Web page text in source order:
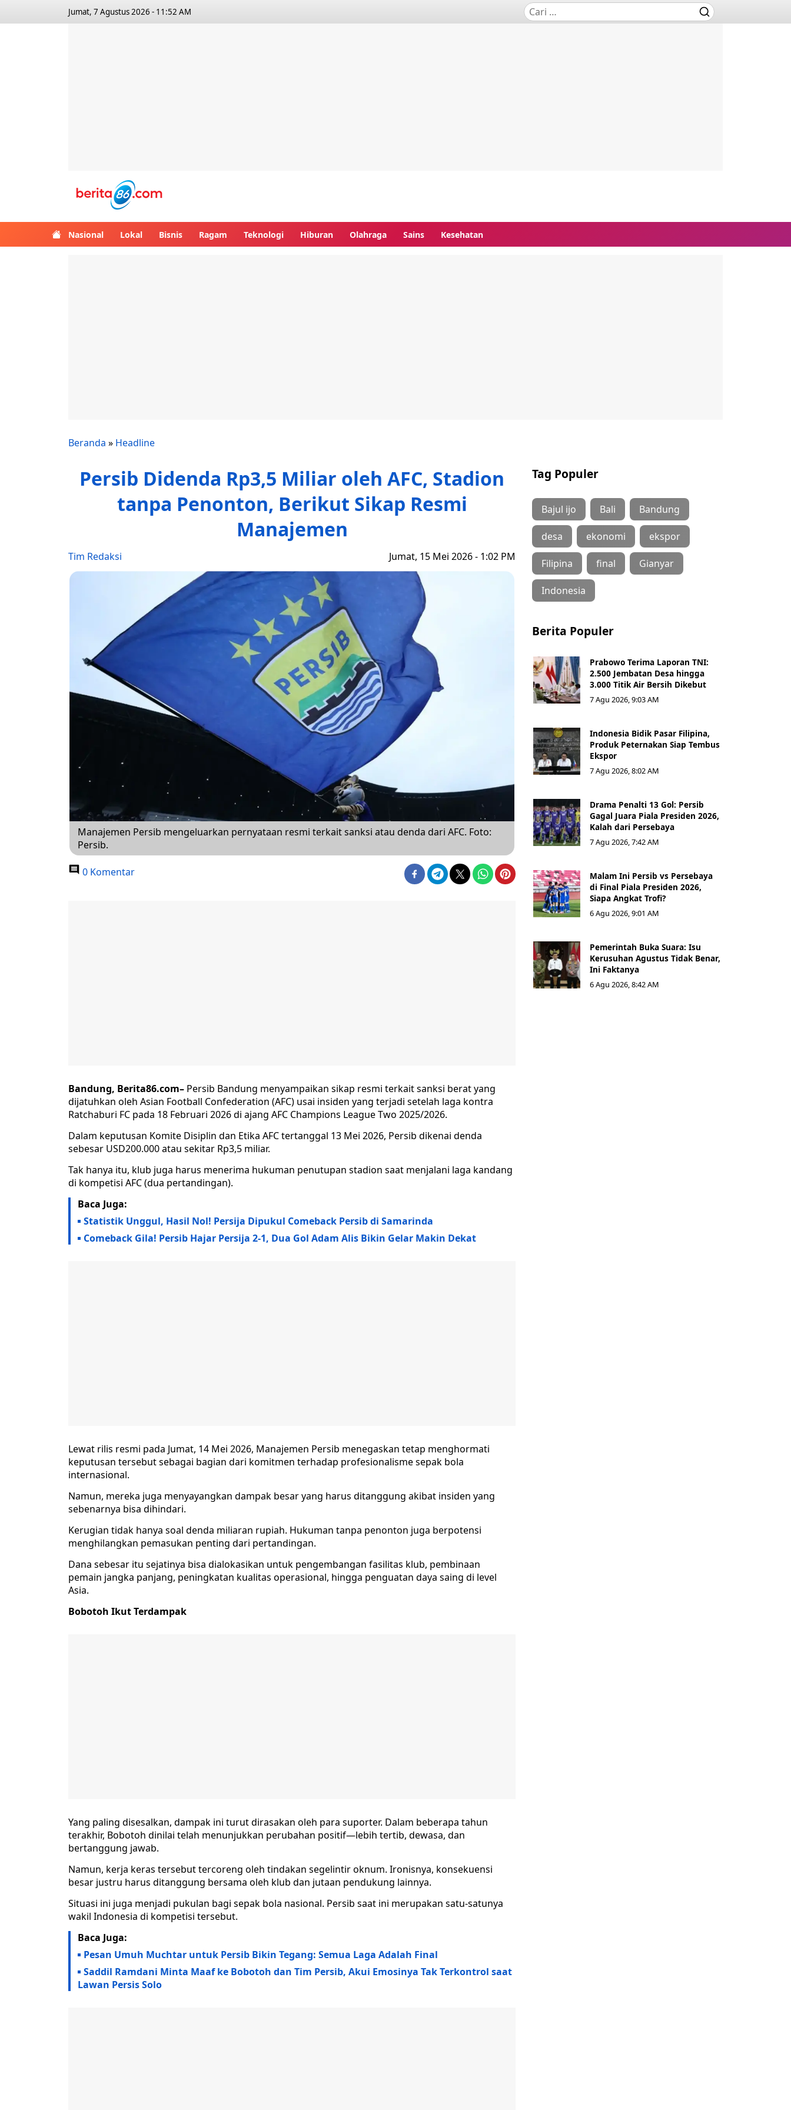
Jumat, 7 Agustus 2026 - 11:52 AM
Nasional Lokal Bisnis Ragam Teknologi Hiburan Olahraga Sains Kesehatan
Beranda » Headline
Persib Didenda Rp3,5 Miliar oleh AFC, Stadion
tanpa Penonton, Berikut Sikap Resmi
Manajemen
Tim Redaksi Jumat, 15 Mei 2026 - 1:02 PM
Manajemen Persib mengeluarkan pernyataan resmi terkait sanksi atau denda dari AFC. Foto:
Persib.
0 Komentar
Bandung, Berita86.com– Persib Bandung menyampaikan sikap resmi terkait sanksi berat yang
dijatuhkan oleh Asian Football Confederation (AFC) usai insiden yang terjadi setelah laga kontra
Ratchaburi FC pada 18 Februari 2026 di ajang AFC Champions League Two 2025/2026.
Dalam keputusan Komite Disiplin dan Etika AFC tertanggal 13 Mei 2026, Persib dikenai denda
sebesar USD200.000 atau sekitar Rp3,5 miliar.
Tak hanya itu, klub juga harus menerima hukuman penutupan stadion saat menjalani laga kandang
di kompetisi AFC (dua pertandingan).
Baca Juga:
Statistik Unggul, Hasil Nol! Persija Dipukul Comeback Persib di Samarinda
Comeback Gila! Persib Hajar Persija 2-1, Dua Gol Adam Alis Bikin Gelar Makin Dekat
Lewat rilis resmi pada Jumat, 14 Mei 2026, Manajemen Persib menegaskan tetap menghormati
keputusan tersebut sebagai bagian dari komitmen terhadap profesionalisme sepak bola
internasional.
Namun, mereka juga menyayangkan dampak besar yang harus ditanggung akibat insiden yang
sebenarnya bisa dihindari.
Kerugian tidak hanya soal denda miliaran rupiah. Hukuman tanpa penonton juga berpotensi
menghilangkan pemasukan penting dari pertandingan.
Dana sebesar itu sejatinya bisa dialokasikan untuk pengembangan fasilitas klub, pembinaan
pemain jangka panjang, peningkatan kualitas operasional, hingga penguatan daya saing di level
Asia.
Bobotoh Ikut Terdampak
Yang paling disesalkan, dampak ini turut dirasakan oleh para suporter. Dalam beberapa tahun
terakhir, Bobotoh dinilai telah menunjukkan perubahan positif—lebih tertib, dewasa, dan
bertanggung jawab.
Namun, kerja keras tersebut tercoreng oleh tindakan segelintir oknum. Ironisnya, konsekuensi
besar justru harus ditanggung bersama oleh klub dan jutaan pendukung lainnya.
Situasi ini juga menjadi pukulan bagi sepak bola nasional. Persib saat ini merupakan satu-satunya
wakil Indonesia di kompetisi tersebut.
Baca Juga:
Pesan Umuh Muchtar untuk Persib Bikin Tegang: Semua Laga Adalah Final
Saddil Ramdani Minta Maaf ke Bobotoh dan Tim Persib, Akui Emosinya Tak Terkontrol saat
Lawan Persis Solo
Tag Populer
Bajul ijo Bali Bandung
desa ekonomi ekspor
Filipina final Gianyar
Indonesia
Berita Populer
Prabowo Terima Laporan TNI:
2.500 Jembatan Desa hingga
3.000 Titik Air Bersih Dikebut
7 Agu 2026, 9:03 AM
Indonesia Bidik Pasar Filipina,
Produk Peternakan Siap Tembus
Ekspor
7 Agu 2026, 8:02 AM
Drama Penalti 13 Gol: Persib
Gagal Juara Piala Presiden 2026,
Kalah dari Persebaya
7 Agu 2026, 7:42 AM
Malam Ini Persib vs Persebaya
di Final Piala Presiden 2026,
Siapa Angkat Trofi?
6 Agu 2026, 9:01 AM
Pemerintah Buka Suara: Isu
Kerusuhan Agustus Tidak Benar,
Ini Faktanya
6 Agu 2026, 8:42 AM